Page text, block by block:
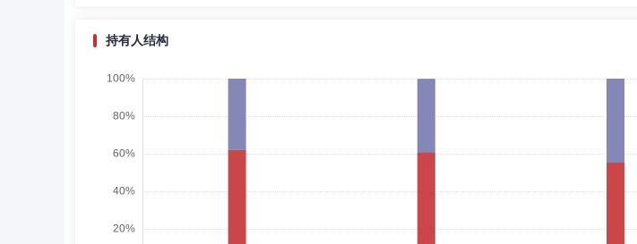
苏小娅 首席风险官,投资决策委员会成员 学历：硕士 任职日期：2022-11-21
苏小娅女士：风控负责人、风险控制部负责人，国际法学硕士。曾任北京市君泽君律师事务所律师，泰达宏
持有人结构